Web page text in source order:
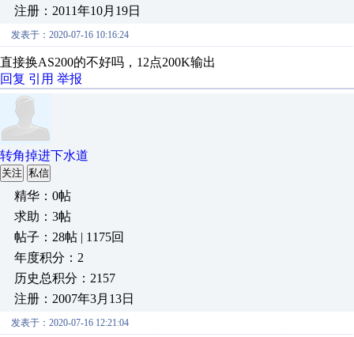
注册：2011年10月19日
发表于：2020-07-16 10:16:24
直接换AS200的不好吗，12点200K输出
回复 引用 举报
转角掉进下水道
关注 私信
精华：0帖
求助：3帖
帖子：28帖 | 1175回
年度积分：2
历史总积分：2157
注册：2007年3月13日
发表于：2020-07-16 12:21:04